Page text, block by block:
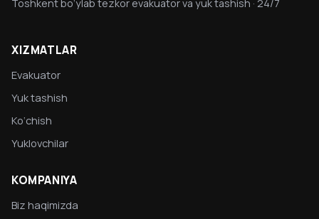
Toshkent bo‘ylab tezkor evakuator va yuk tashish · 24/7
XIZMATLAR
Evakuator
Yuk tashish
Ko‘chish
Yuklovchilar
KOMPANIYA
Biz haqimizda